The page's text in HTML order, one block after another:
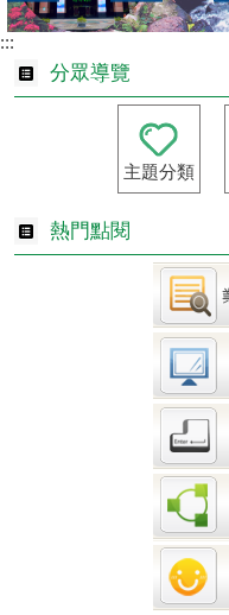
:::
分眾導覽
主題分類
熱門點閱